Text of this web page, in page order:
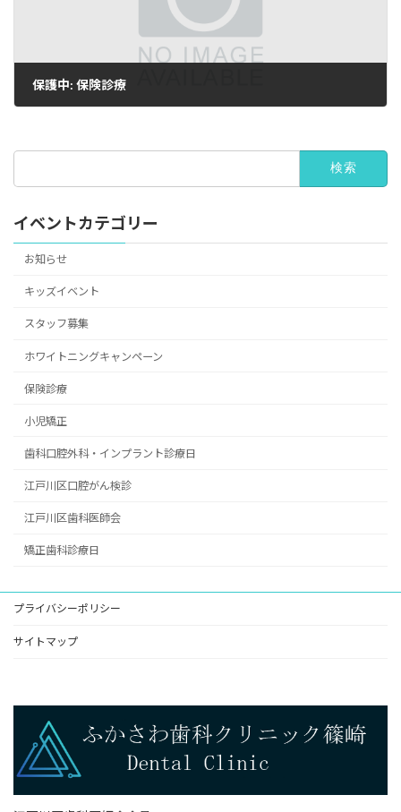
保護中: 保険診療
イベントカテゴリー
お知らせ
キッズイベント
スタッフ募集
ホワイトニングキャンペーン
保険診療
小児矯正
歯科口腔外科・インプラント診療日
江戸川区口腔がん検診
江戸川区歯科医師会
矯正歯科診療日
プライバシーポリシー
サイトマップ